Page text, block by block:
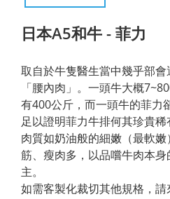
日本A5和牛 - 菲力
取自於牛隻醫生當中幾乎部
「腰內肉」。一頭牛大概
有400公斤，而一頭牛的菲力
足以證明菲力牛排何其珍貴稀
肉質如奶油般的細嫩（最軟
筋、瘦肉多，以品嚐牛肉本
主。
如需客製化裁切其他規格，